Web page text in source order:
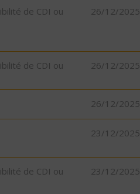
de CDI ou
26/12/2025
de CDI ou
26/12/2025
26/12/2025
23/12/2025
de CDI ou
23/12/2025